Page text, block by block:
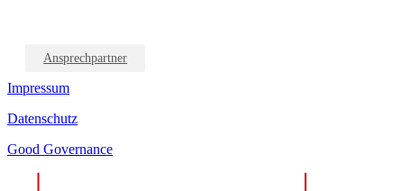
Ansprechpartner
Impressum
Datenschutz
Good Governance